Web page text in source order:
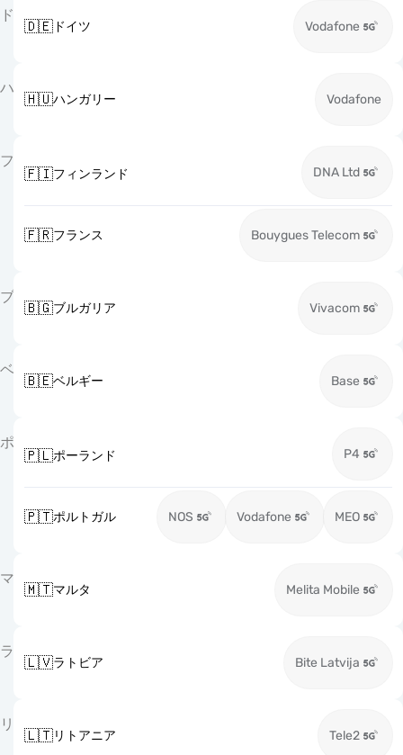
ド
🇩🇪ドイツ Vodafone
ハ
🇭🇺ハンガリー Vodafone
フ
🇫🇮フィンランド DNA Ltd
🇫🇷フランス Bouygues Telecom
ブ
🇧🇬ブルガリア Vivacom
ベ
🇧🇪ベルギー Base
ポ
🇵🇱ポーランド P4
🇵🇹ポルトガル NOS Vodafone MEO
マ
🇲🇹マルタ Melita Mobile
ラ
🇱🇻ラトビア Bite Latvija
リ
🇱🇹リトアニア Tele2